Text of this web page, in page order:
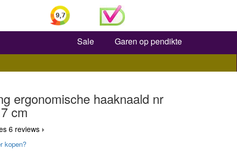
Zoeken
Sale Garen op pendikte
ergonomische haaknaald nr
cm
6 reviews
kopen?